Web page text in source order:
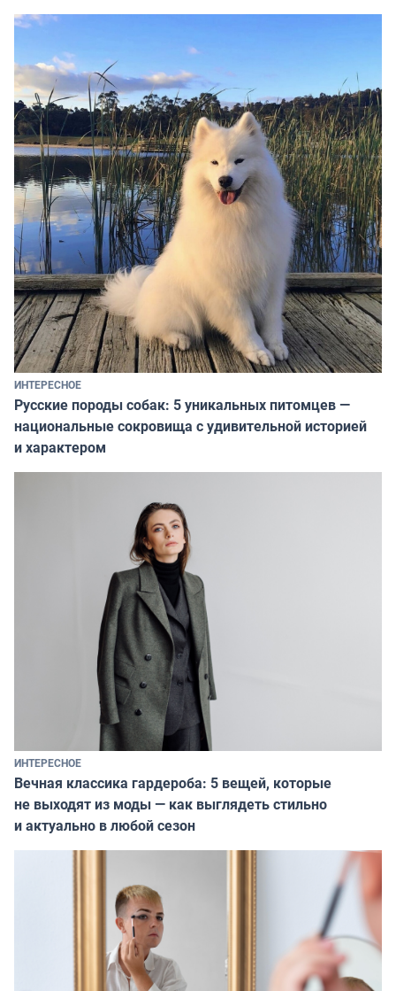
ИНТЕРЕСНОЕ
Русские породы собак: 5 уникальных питомцев —
национальные сокровища с удивительной историей
и характером
ИНТЕРЕСНОЕ
Вечная классика гардероба: 5 вещей, которые
не выходят из моды — как выглядеть стильно
и актуально в любой сезон